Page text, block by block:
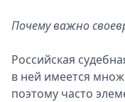
Выборы
Скачай
Metro
Почему важно
Российская
в ней имеется
поэтому часто